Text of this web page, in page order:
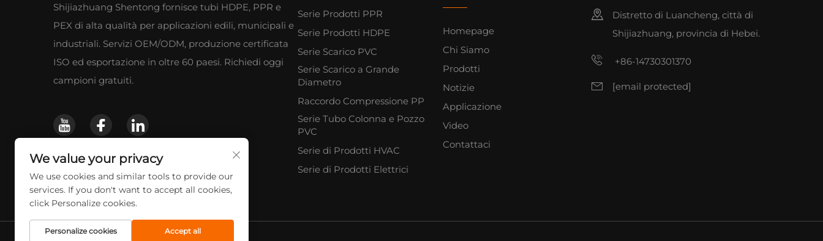
Shijiazhuang Shentong fornisce tubi HDPE, PPR e
PEX di alta qualità per applicazioni edili, municipali e
industriali. Servizi OEM/ODM, produzione certificata
ISO ed esportazione in oltre 60 paesi. Richiedi oggi
campioni gratuiti.
Serie Prodotti PPR
Serie Prodotti HDPE
Serie Scarico PVC
Serie Scarico a Grande
Diametro
Raccordo Compressione PP
Serie Tubo Colonna e Pozzo
PVC
Serie di Prodotti HVAC
Serie di Prodotti Elettrici
Homepage
Chi Siamo
Prodotti
Notizie
Applicazione
Video
Contattaci
Distretto di Luancheng, città di
Shijiazhuang, provincia di Hebei.
+86-14730301370
[email protected]
We value your privacy
We use cookies and similar tools to provide our
services. If you don't want to accept all cookies,
click Personalize cookies.
Personalize cookies Accept all